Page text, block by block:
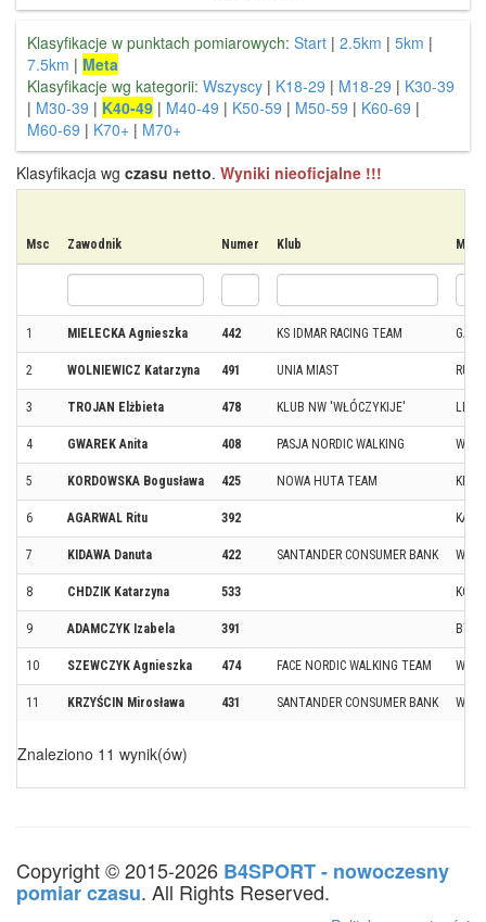
Klasyfikacje w punktach pomiarowych: Start | 2.5km | 5km |
7.5km | Meta
Klasyfikacje wg kategorii: Wszyscy | K18-29 | M18-29 | K30-39
| M30-39 | K40-49 | M40-49 | K50-59 | M50-59 | K60-69 |
M60-69 | K70+ | M70+
Klasyfikacja wg czasu netto. Wyniki nieoficjalne !!!
Msc Zawodnik Numer Klub
1 MIELECKA Agnieszka 442 KS IDMAR RACING TEAM
2 WOLNIEWICZ Katarzyna 491 UNIA MIAST
3 TROJAN Elżbieta 478 KLUB NW 'WŁÓCZYKIJE'
4 GWAREK Anita 408 PASJA NORDIC WALKING
5 KORDOWSKA Bogusława 425 NOWA HUTA TEAM
6 AGARWAL Ritu 392
7 KIDAWA Danuta 422 SANTANDER CONSUMER BANK
8 CHDZIK Katarzyna 533
9 ADAMCZYK Izabela 391
10 SZEWCZYK Agnieszka 474 FACE NORDIC WALKING TEAM
11 KRZYŚCIN Mirosława 431 SANTANDER CONSUMER BANK
Znaleziono 11 wynik(ów)
Copyright © 2015-2026 B4SPORT - nowoczesny
pomiar czasu. All Rights Reserved.